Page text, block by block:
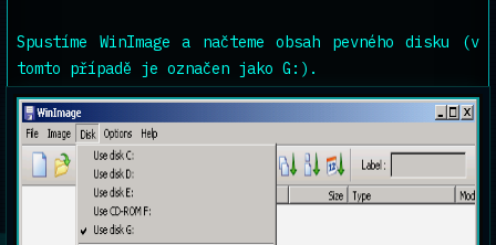
Spustíme WinImage a načteme obsah pevného disku (v
tomto případě je označen jako G:).